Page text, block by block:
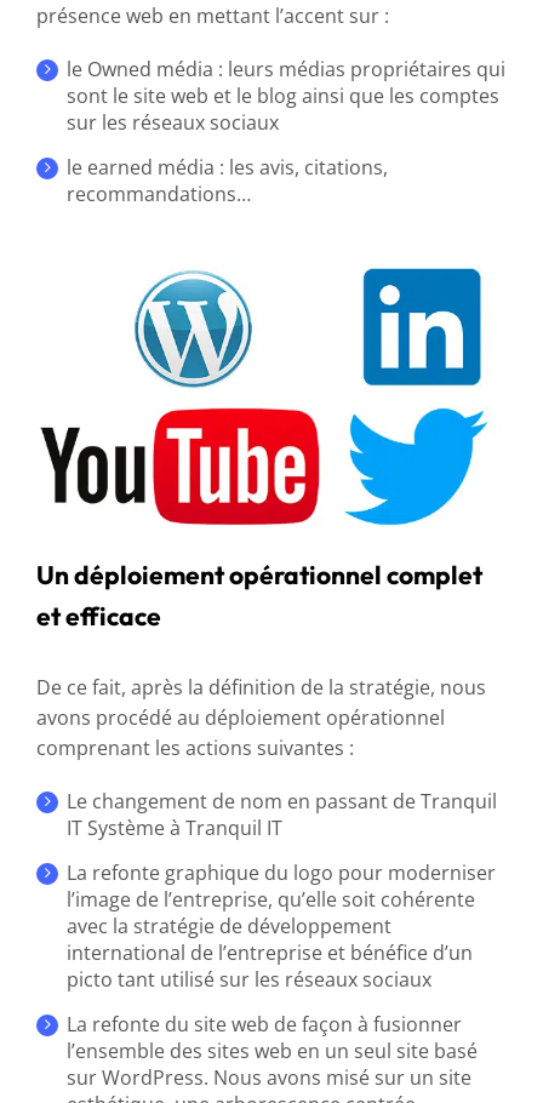
présence web en mettant l’accent sur :
le Owned média : leurs médias propriétaires qui
sont le site web et le blog ainsi que les comptes
sur les réseaux sociaux
le earned média : les avis, citations,
recommandations…
Un déploiement opérationnel complet
et efficace
De ce fait, après la définition de la stratégie, nous
avons procédé au déploiement opérationnel
comprenant les actions suivantes :
Le changement de nom en passant de Tranquil
IT Système à Tranquil IT
La refonte graphique du logo pour moderniser
l’image de l’entreprise, qu’elle soit cohérente
avec la stratégie de développement
international de l’entreprise et bénéfice d’un
picto tant utilisé sur les réseaux sociaux
La refonte du site web de façon à fusionner
l’ensemble des sites web en un seul site basé
sur WordPress. Nous avons misé sur un site